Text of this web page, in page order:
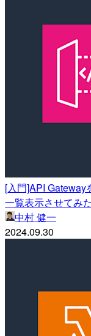
[入門]API
一覧表示させてみ
中村 健一
2024.09.30